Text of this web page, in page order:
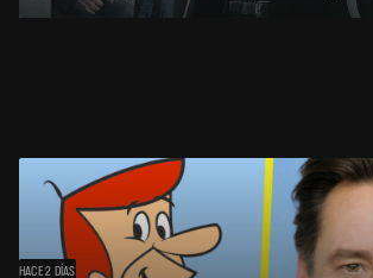
HACE 2 DÍAS